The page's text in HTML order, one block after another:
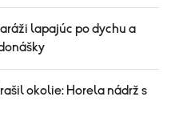
lapajúc po dychu a
okolie: Horela nádrž s